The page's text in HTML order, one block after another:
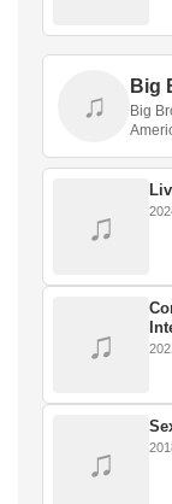
♫
Big
Big
♫
♫
♫